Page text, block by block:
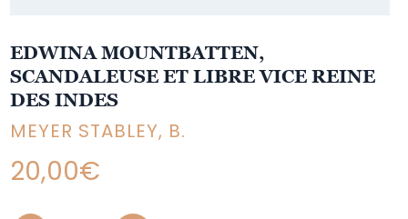
EDWINA MOUNTBATTEN,
SCANDALEUSE ET LIBRE VICE REINE
DES INDES
MEYER STABLEY, B.
20,00€